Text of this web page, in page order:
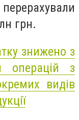
грн.
знижено з
операцій з
видів